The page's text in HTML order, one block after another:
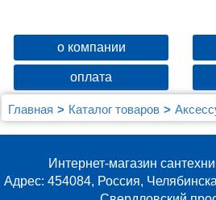
о компании
оплата
Главная Каталог товаров
Крючок Migliore Fortuna 27707
Интернет-магазин
Адрес: 454084, Россия,